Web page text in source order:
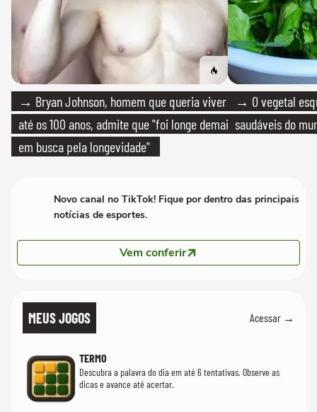
→ Bryan Johnson, homem que queria viver
até os 100 anos, admite que "foi longe demais
em busca pela longevidade"
→ O vegetal
saudáveis do
Novo canal no TikTok! Fique por dentro das principais
notícias de esportes.
Vem conferir
MEUS JOGOS Acessar →
TERMO
Descubra a palavra do dia em até 6 tentativas. Observe as
dicas e avance até acertar.